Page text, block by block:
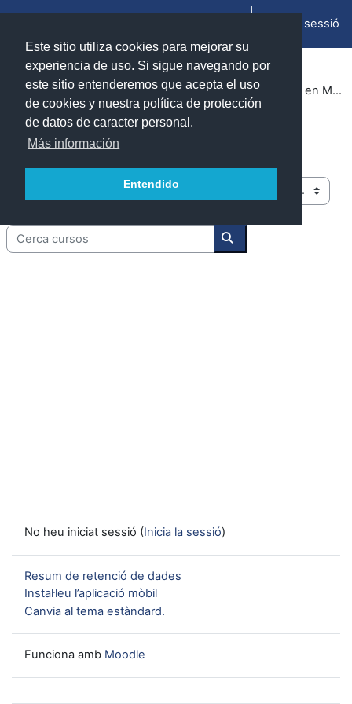
Este sitio utiliza cookies para mejorar su
experiencia de uso. Si sigue navegando por
este sitio entenderemos que acepta el uso
de cookies y nuestra política de protección
de datos de caracter personal.
Más información
Entendido
Panell lateral
Inicia la sessió
Cursos 2024-2025 Facultad de Ciencias (Zaragoza) Programa conjunto en Matemáticas-Ingeniería Informática
Programa conjunto en Matemáticas-
Ingeniería Informática
Categories de cursos
Cerca cursos
Cerca cursos
No heu iniciat sessió (Inicia la sessió)
Resum de retenció de dades
Instal·leu l’aplicació mòbil
Canvia al tema estàndard.
Funciona amb Moodle